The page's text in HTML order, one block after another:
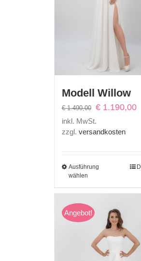
Modell Willow
€1.490,00
Ursprünglicher
€1.190,00
inkl. MwSt.
zzgl. versandkosten
Ausführung
wählen
Angebot!